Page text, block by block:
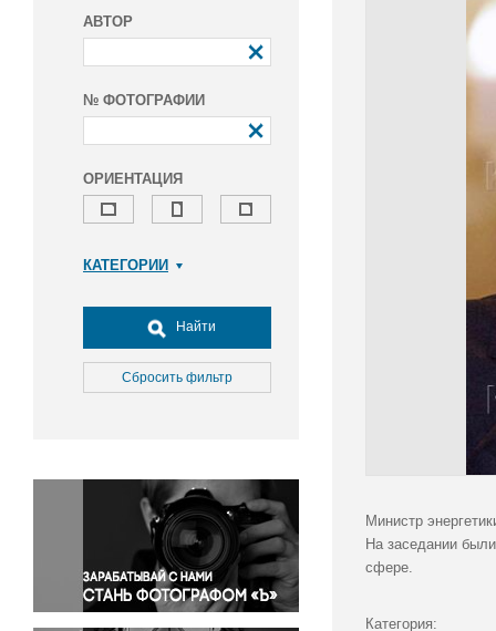
АВТОР
№ ФОТОГРАФИИ
ОРИЕНТАЦИЯ
КАТЕГОРИИ
Досуг, туризм и отдых
Культура
Медицина
Окружающая среда
Политика
Правосудие
Происшествия и конфликты
Религия
Светская жизнь
Найти
Сбросить фильтр
Министр
На заседании
сфере.
Категория: